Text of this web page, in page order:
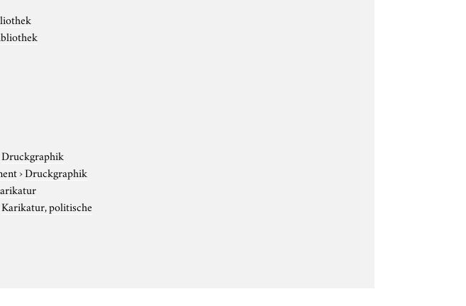
Druckgraphik
›Druckgraphik
Karikatur, politische